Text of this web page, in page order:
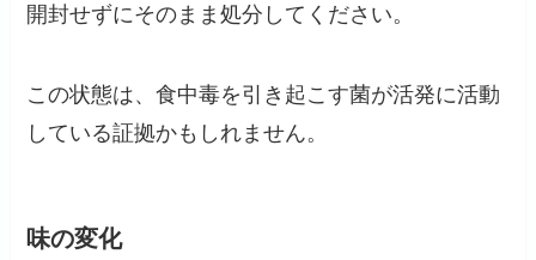
開封せずにそのまま処分してください。
この状態は、食中毒を引き起こす菌が活発に活動
している証拠かもしれません。
味の変化